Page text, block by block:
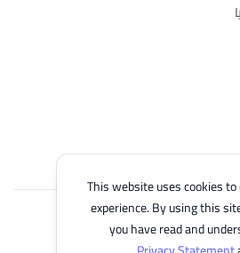
This website uses cookies
experience. By using this
you have read and
© 2026 EasyUni Sdn Bhd, company